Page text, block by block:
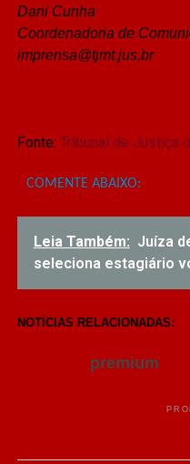
Dani Cunha
Coordenadoria de
imprensa@tjmt.jus.br
Fonte: Tribunal de Justiça
COMENTE ABAIXO:
Leia Também: Juíza
seleciona estagiário
NOTÍCIAS RELACIONADAS:
premium